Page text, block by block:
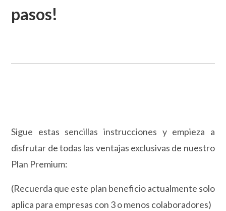
pasos!
Sigue estas sencillas instrucciones y empieza a
disfrutar de todas las ventajas exclusivas de nuestro
Plan Premium:
(Recuerda que este plan beneficio actualmente solo
aplica para empresas con 3 o menos colaboradores)